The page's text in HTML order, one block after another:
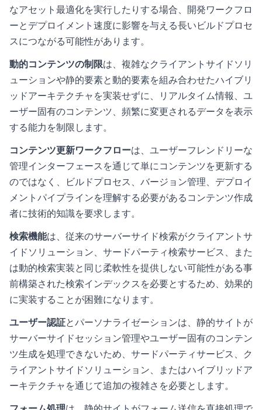
なアセット最適化を実行したりする場合、開発ワークフロ
ーとデプロイメント速度に影響を与える長いビルドプロセ
スにつながる可能性があります。
動的コンテンツの制限は、複雑なクライアントサイドソリ
ューションや静的要素と動的要素を組み合わせたハイブリ
ッドアーキテクチャを実装せずに、リアルタイム情報、ユ
ーザー固有のコンテンツ、頻繁に変更されるデータを表示
する能力を制限します。
コンテンツ更新ワークフローは、ユーザーフレンドリーな
管理インターフェースを通じて単にコンテンツを更新する
のではなく、ビルドプロセス、バージョン管理、デプロイ
メントパイプラインを理解する必要があるコンテンツ作成
者に技術的知識を要求します。
検索機能は、従来のサーバーサイド検索がクライアントサ
イドソリューション、サードパーティ検索サービス、また
は動的検索実装と同じ柔軟性を提供しない可能性がある事
前構築された検索インデックスを必要とするため、効果的
に実装することが困難になります。
ユーザー認証とパーソナライゼーションは、静的サイトが
サーバーサイドセッション管理やユーザー固有のコンテン
ツ生成を処理できないため、サードパーティサービス、ク
ライアントサイドソリューション、またはハイブリッドア
ーキテクチャを通じて追加の複雑さを必要とします。